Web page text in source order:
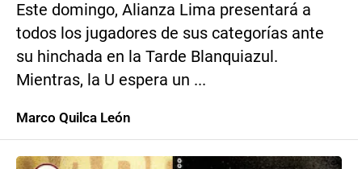
Este domingo, Alianza Lima presentará a
todos los jugadores de sus categorías ante
su hinchada en la Tarde Blanquiazul.
Mientras, la U espera un ...
Marco Quilca León